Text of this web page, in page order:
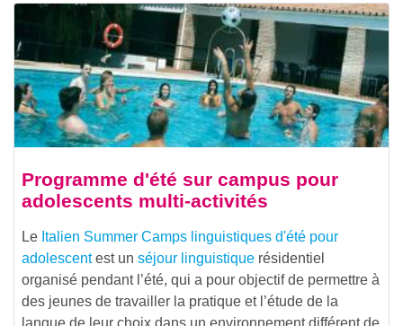
Programme d'été sur campus pour
adolescents multi-activités
Le Italien Summer Camps linguistiques d'été pour
adolescentest un séjour linguistique résidentiel
organisé pendant l’été, qui a pour objectif de permettre à
des jeunes de travailler la pratique et l’étude de la
langue de leur choix dans un environnement différent de